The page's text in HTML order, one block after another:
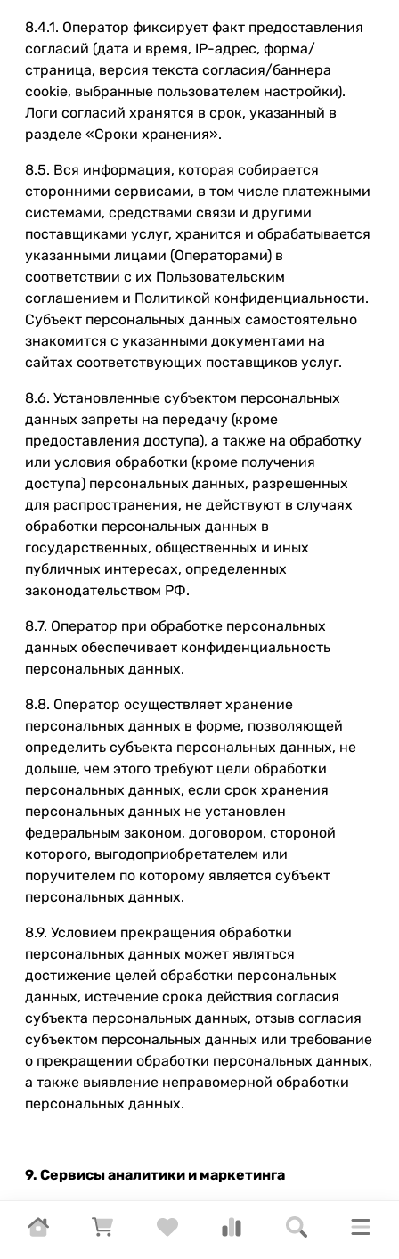
8.4.1. Оператор фиксирует факт предоставления
согласий (дата и время, IP-адрес, форма/
страница, версия текста согласия/баннера
cookie, выбранные пользователем настройки).
Логи согласий хранятся в срок, указанный в
разделе «Сроки хранения».
8.5. Вся информация, которая собирается
сторонними сервисами, в том числе платежными
системами, средствами связи и другими
поставщиками услуг, хранится и обрабатывается
указанными лицами (Операторами) в
соответствии с их Пользовательским
соглашением и Политикой конфиденциальности.
Субъект персональных данных самостоятельно
знакомится с указанными документами на
сайтах соответствующих поставщиков услуг.
8.6. Установленные субъектом персональных
данных запреты на передачу (кроме
предоставления доступа), а также на обработку
или условия обработки (кроме получения
доступа) персональных данных, разрешенных
для распространения, не действуют в случаях
обработки персональных данных в
государственных, общественных и иных
публичных интересах, определенных
законодательством РФ.
8.7. Оператор при обработке персональных
данных обеспечивает конфиденциальность
персональных данных.
8.8. Оператор осуществляет хранение
персональных данных в форме, позволяющей
определить субъекта персональных данных, не
дольше, чем этого требуют цели обработки
персональных данных, если срок хранения
персональных данных не установлен
федеральным законом, договором, стороной
которого, выгодоприобретателем или
поручителем по которому является субъект
персональных данных.
8.9. Условием прекращения обработки
персональных данных может являться
достижение целей обработки персональных
данных, истечение срока действия согласия
субъекта персональных данных, отзыв согласия
субъектом персональных данных или требование
о прекращении обработки персональных данных,
а также выявление неправомерной обработки
персональных данных.
9. Сервисы аналитики и маркетинга
«Яндекс.Метрика» для анализа использования